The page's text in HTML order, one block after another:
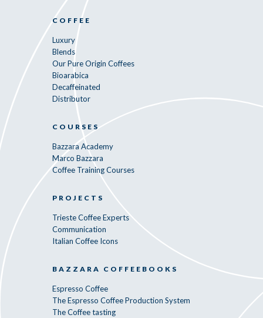
COFFEE
Luxury
Blends
Our Pure Origin Coffees
Bioarabica
Decaffeinated
Distributor
COURSES
Bazzara Academy
Marco Bazzara
Coffee Training Courses
PROJECTS
Trieste Coffee Experts
Communication
Italian Coffee Icons
BAZZARA COFFEEBOOKS
Espresso Coffee
The Espresso Coffee Production System
The Coffee tasting